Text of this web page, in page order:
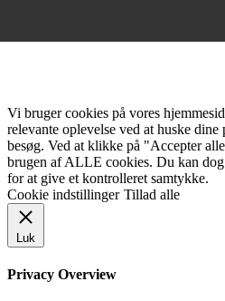
Vi bruger cookies på vores
relevante oplevelse ved at huske
besøg. Ved at klikke på "Accepter
brugen af ALLE cookies. Du kan
for at give et kontrolleret samtykke.
Cookie indstillinger Tillad alle
Luk
Privacy Overview